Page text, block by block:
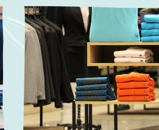
over